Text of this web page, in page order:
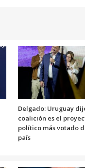
Delgado: Uruguay
coalición es el
político más votado
país